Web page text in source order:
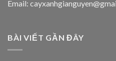
Email:
BÀI VIẾT GẦN ĐÂY